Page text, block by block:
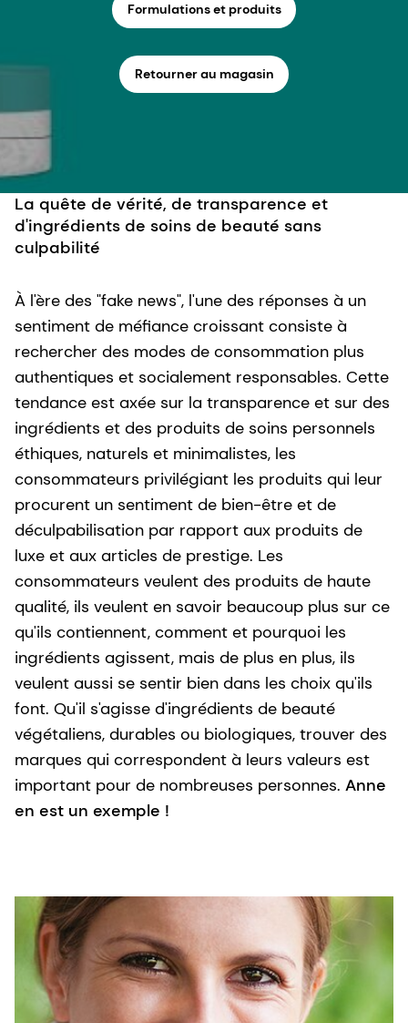
Formulations et produits
Retourner au magasin
La quête de vérité, de transparence et
d'ingrédients de soins de beauté sans
culpabilité
À l'ère des "fake news", l'une des réponses à un
sentiment de méfiance croissant consiste à
rechercher des modes de consommation plus
authentiques et socialement responsables. Cette
tendance est axée sur la transparence et sur des
ingrédients et des produits de soins personnels
éthiques, naturels et minimalistes, les
consommateurs privilégiant les produits qui leur
procurent un sentiment de bien-être et de
déculpabilisation par rapport aux produits de
luxe et aux articles de prestige. Les
consommateurs veulent des produits de haute
qualité, ils veulent en savoir beaucoup plus sur ce
qu'ils contiennent, comment et pourquoi les
ingrédients agissent, mais de plus en plus, ils
veulent aussi se sentir bien dans les choix qu'ils
font. Qu'il s'agisse d'ingrédients de beauté
végétaliens, durables ou biologiques, trouver des
marques qui correspondent à leurs valeurs est
important pour de nombreuses personnes. Anne
en est un exemple !